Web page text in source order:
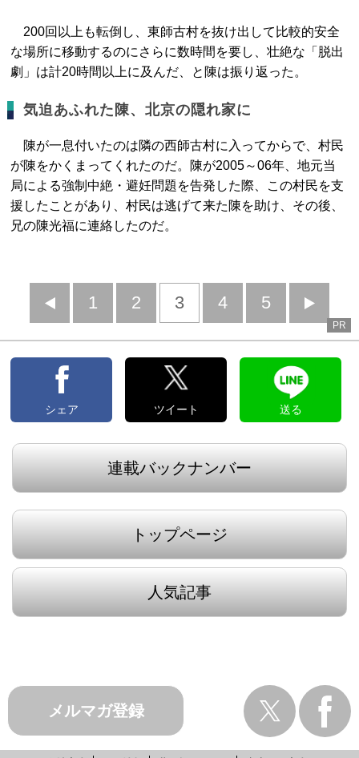
200回以上も転倒し、東師古村を抜け出して比較的安全
な場所に移動するのにさらに数時間を要し、壮絶な「脱出
劇」は計20時間以上に及んだ、と陳は振り返った。
気迫あふれた陳、北京の隠れ家に
陳が一息付いたのは隣の西師古村に入ってからで、村民
が陳をかくまってくれたのだ。陳が2005～06年、地元当
局による強制中絶・避妊問題を告発した際、この村民を支
援したことがあり、村民は逃げて来た陳を助け、その後、
兄の陳光福に連絡したのだ。
前
へ
1 2 3 4 5
へ
PR
シェア ツイート 送る
連載バックナンバー
トップページ
人気記事
メルマガ登録